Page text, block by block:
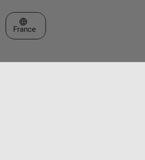
Sélectionner un site web
France